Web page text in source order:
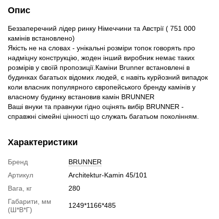
Опис
Беззаперечний лідер ринку Німеччини та Австрії ( 751 000
камінів встановлено)
Якість не на словах - унікальні розміри топок говорять про
надміцну конструкцію, жоден інший виробник немає таких
розмірів у своїй пропозиції.Каміни Brunner встановлені в
будинках багатьох відомих людей, є навіть курйозний випадок
коли власник популярного європейського бренду камінів у
власному будинку встановив камін BRUNNER
Ваші внуки та правнуки гідно оцінять вибір BRUNNER -
справжні сімейні цінності що служать багатьом поколінням.
Характеристики
Бренд
BRUNNER
Артикул
Architektur-Kamin 45/101
Вага, кг
280
Габарити, мм
(Ш*В*Г)
1249*1166*485